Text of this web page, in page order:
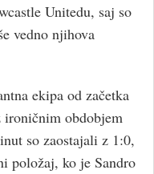
Unitedu, saj so
vedno njihova
ekipa od začetka
ironičnim obdobjem
so zaostajali z 1:0,
položaj, ko je Sandro